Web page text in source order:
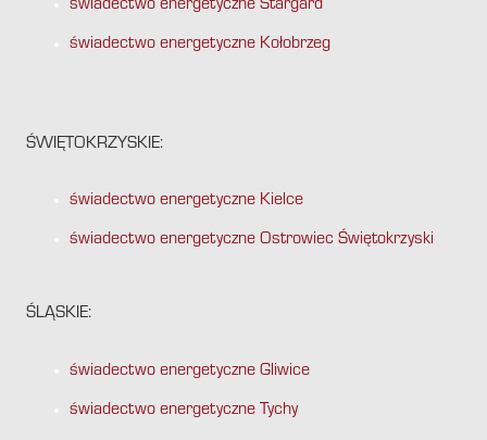
świadectwo energetyczne Stargard
świadectwo energetyczne Kołobrzeg
ŚWIĘTOKRZYSKIE:
świadectwo energetyczne Kielce
świadectwo energetyczne Ostrowiec Świętokrzyski
ŚLĄSKIE:
świadectwo energetyczne Gliwice
świadectwo energetyczne Tychy